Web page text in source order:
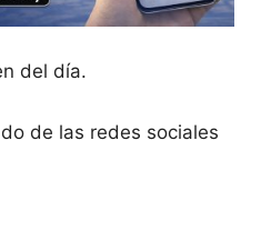
del día.
de las redes sociales